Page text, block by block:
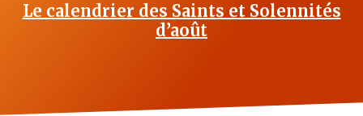
Le calendrier des Saints et Solennités
d’août